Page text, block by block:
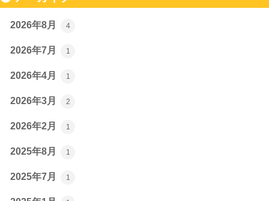
2026年8月 4
2026年7月 1
2026年4月 1
2026年3月 2
2026年2月 1
2025年8月 1
2025年7月 1